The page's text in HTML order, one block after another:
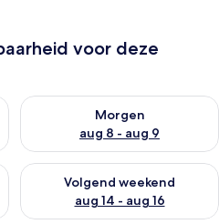
voor deze
voor vanavond aug 7 - aug 8
Morgen
aug 8 - aug 9
De beschikbaarheid
voor dit weekend aug 7 -
Volgend weekend
aug 14 - aug 16
De beschikbaarheid